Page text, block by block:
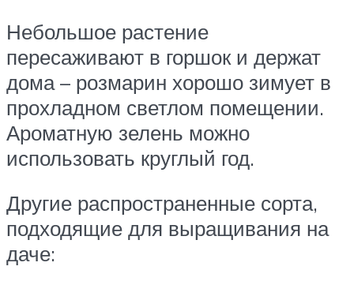
Небольшое растение
пересаживают в горшок и держат
дома – розмарин хорошо зимует в
прохладном светлом помещении.
Ароматную зелень можно
использовать круглый год.
Другие распространенные сорта,
подходящие для выращивания на
даче: